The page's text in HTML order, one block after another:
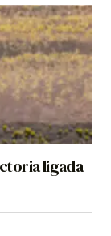
ligada